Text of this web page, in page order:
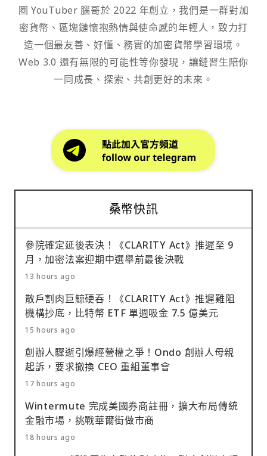
圈 YouTuber 腦哥於 2022 年創立，我們是一群對加
密貨幣、區塊鏈懷抱熱情與使命感的年輕人，致力打
造一個最友善、好懂、務實的加密貨幣學習環境。
Web 3.0 還有無限的可能性等你發現，讓鏈習生陪你
一同成長、探索、共創更好的未來。
桑幣快訊
參院確定延後表決！《CLARITY Act》推遲至 9
月，加密法案迎期中選舉前最後決戰
13 hours ago
散戶割肉巨鯨硬吞！《CLARITY Act》推遲難阻
機構抄底，比特幣 ETF 單週吸金 7.5 億美元
15 hours ago
創辦人驟逝引爆經營權之爭！Ondo 創辦人母親
起訴，要求撤換 CEO 重組董事會
17 hours ago
Wintermute 完成美國券商註冊，擴大布局傳統
金融市場，挑戰華爾街做市商
18 hours ago